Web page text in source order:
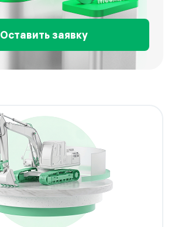
Оставить заявку